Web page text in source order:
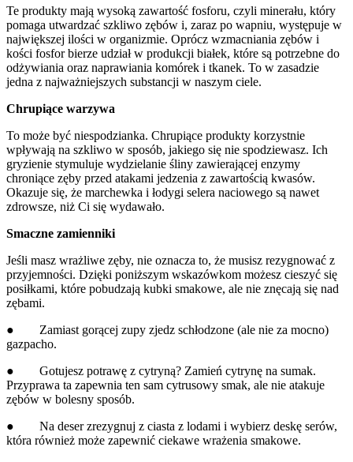
Te produkty mają wysoką zawartość fosforu, czyli minerału, który
pomaga utwardzać szkliwo zębów i, zaraz po wapniu, występuje w
największej ilości w organizmie. Oprócz wzmacniania zębów i
kości fosfor bierze udział w produkcji białek, które są potrzebne do
odżywiania oraz naprawiania komórek i tkanek. To w zasadzie
jedna z najważniejszych substancji w naszym ciele.
Chrupiące warzywa
To może być niespodzianka. Chrupiące produkty korzystnie
wpływają na szkliwo w sposób, jakiego się nie spodziewasz. Ich
gryzienie stymuluje wydzielanie śliny zawierającej enzymy
chroniące zęby przed atakami jedzenia z zawartością kwasów.
Okazuje się, że marchewka i łodygi selera naciowego są nawet
zdrowsze, niż Ci się wydawało.
Smaczne zamienniki
Jeśli masz wrażliwe zęby, nie oznacza to, że musisz rezygnować z
przyjemności. Dzięki poniższym wskazówkom możesz cieszyć się
posiłkami, które pobudzają kubki smakowe, ale nie znęcają się nad
zębami.
●        Zamiast gorącej zupy zjedz schłodzone (ale nie za mocno)
gazpacho.
●        Gotujesz potrawę z cytryną? Zamień cytrynę na sumak.
Przyprawa ta zapewnia ten sam cytrusowy smak, ale nie atakuje
zębów w bolesny sposób.
●        Na deser zrezygnuj z ciasta z lodami i wybierz deskę serów,
która również może zapewnić ciekawe wrażenia smakowe.